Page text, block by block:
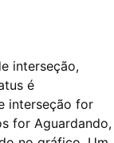
interseção,
é
interseção for
for Aguardando,